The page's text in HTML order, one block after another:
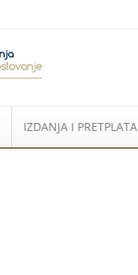
IZDANJA I PRETPLATA